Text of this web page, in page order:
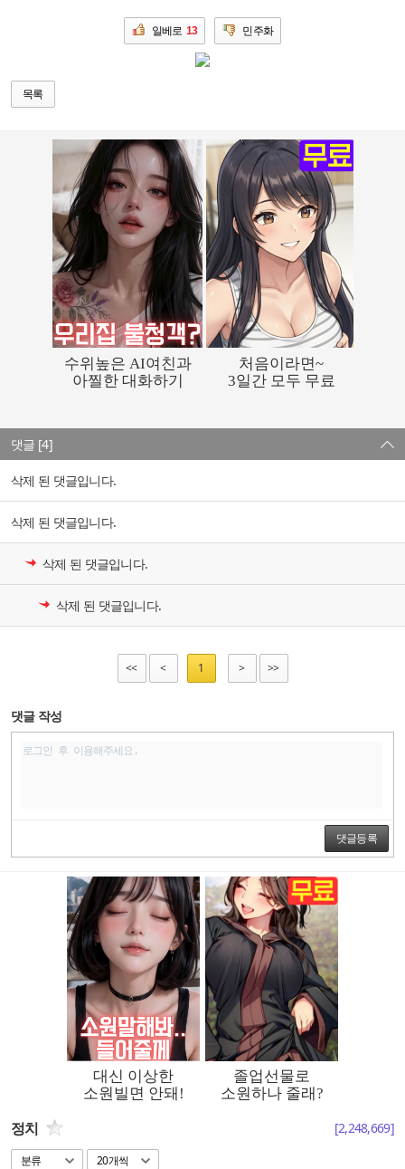
일베로 13 민주화
목록
댓글 [4]
삭제 된 댓글입니다.
삭제 된 댓글입니다.
삭제 된 댓글입니다.
삭제 된 댓글입니다.
<< < 1 > >>
댓글 작성
댓글등록
정치 [2,248,669]
분류 20개씩